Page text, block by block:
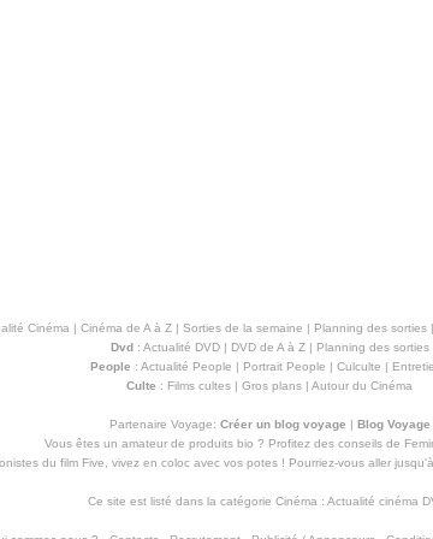
Cinéma | Cinéma de A à Z| Sorties de la semaine | Planning des sorties|
Dvd: Actualité DVD| DVD de A à Z| Planning des sorties
People : Actualité People | Portrait People | Culculte |
Culte : Films cultes | Gros plans | Autour du Cinéma
Partenaire Voyage: Créer un blog voyage | Blog Voyage
Vous êtes un amateur de produits bio ? Profitez des conseils de
du film Five, vivez en coloc avec vos potes ! Pourriez-vous aller jusqu'à
Ce site est listé dans la catégorie Cinéma : Actualité cinéma